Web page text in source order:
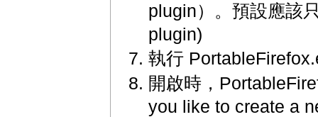
plugin）。預設應該
plugin)
執行
開啟時，
you like to create a